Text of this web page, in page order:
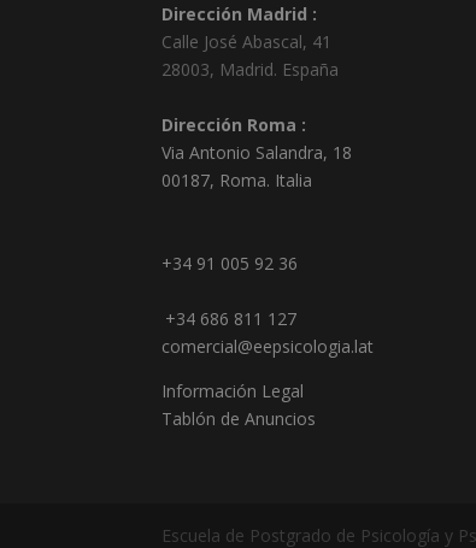
Dirección Madrid :
Calle José Abascal, 41
28003, Madrid. España
Dirección Roma :
Via Antonio Salandra, 18
00187, Roma. Italia
+34 91 005 92 36
+34 686 811 127
comercial@eepsicologia.lat
Información Legal
Tablón de Anuncios
Escuela de Postgrado de Psicología y